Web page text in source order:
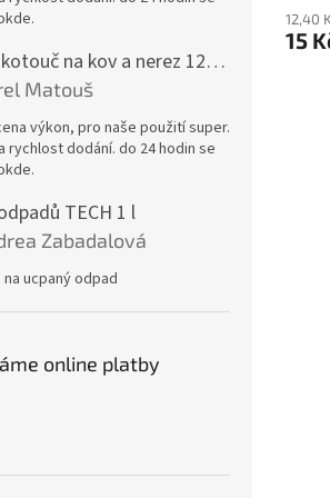
Řezný kotouč na kov a nerez 125x1,0x22 A46T6BF, balení 25ks
produktu je 5 z 5 hvězdiček.
Matouš
výkon, pro naše použití super.
rychlost dodání. do 24 hodin se
TECH 1 l
produktu je 5 z 5 hvězdiček.
Zabadalová
na ucpaný odpad
online platby
12,40
15